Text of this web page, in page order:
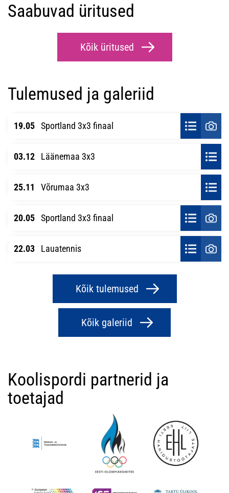
Saabuvad üritused
Kõik üritused
Tulemused ja galeriid
19.05 Sportland 3x3 finaal
03.12 Läänemaa 3x3
25.11 Võrumaa 3x3
20.05 Sportland 3x3 finaal
22.03 Lauatennis
Kõik tulemused
Kõik galeriid
Koolispordi partnerid ja
toetajad